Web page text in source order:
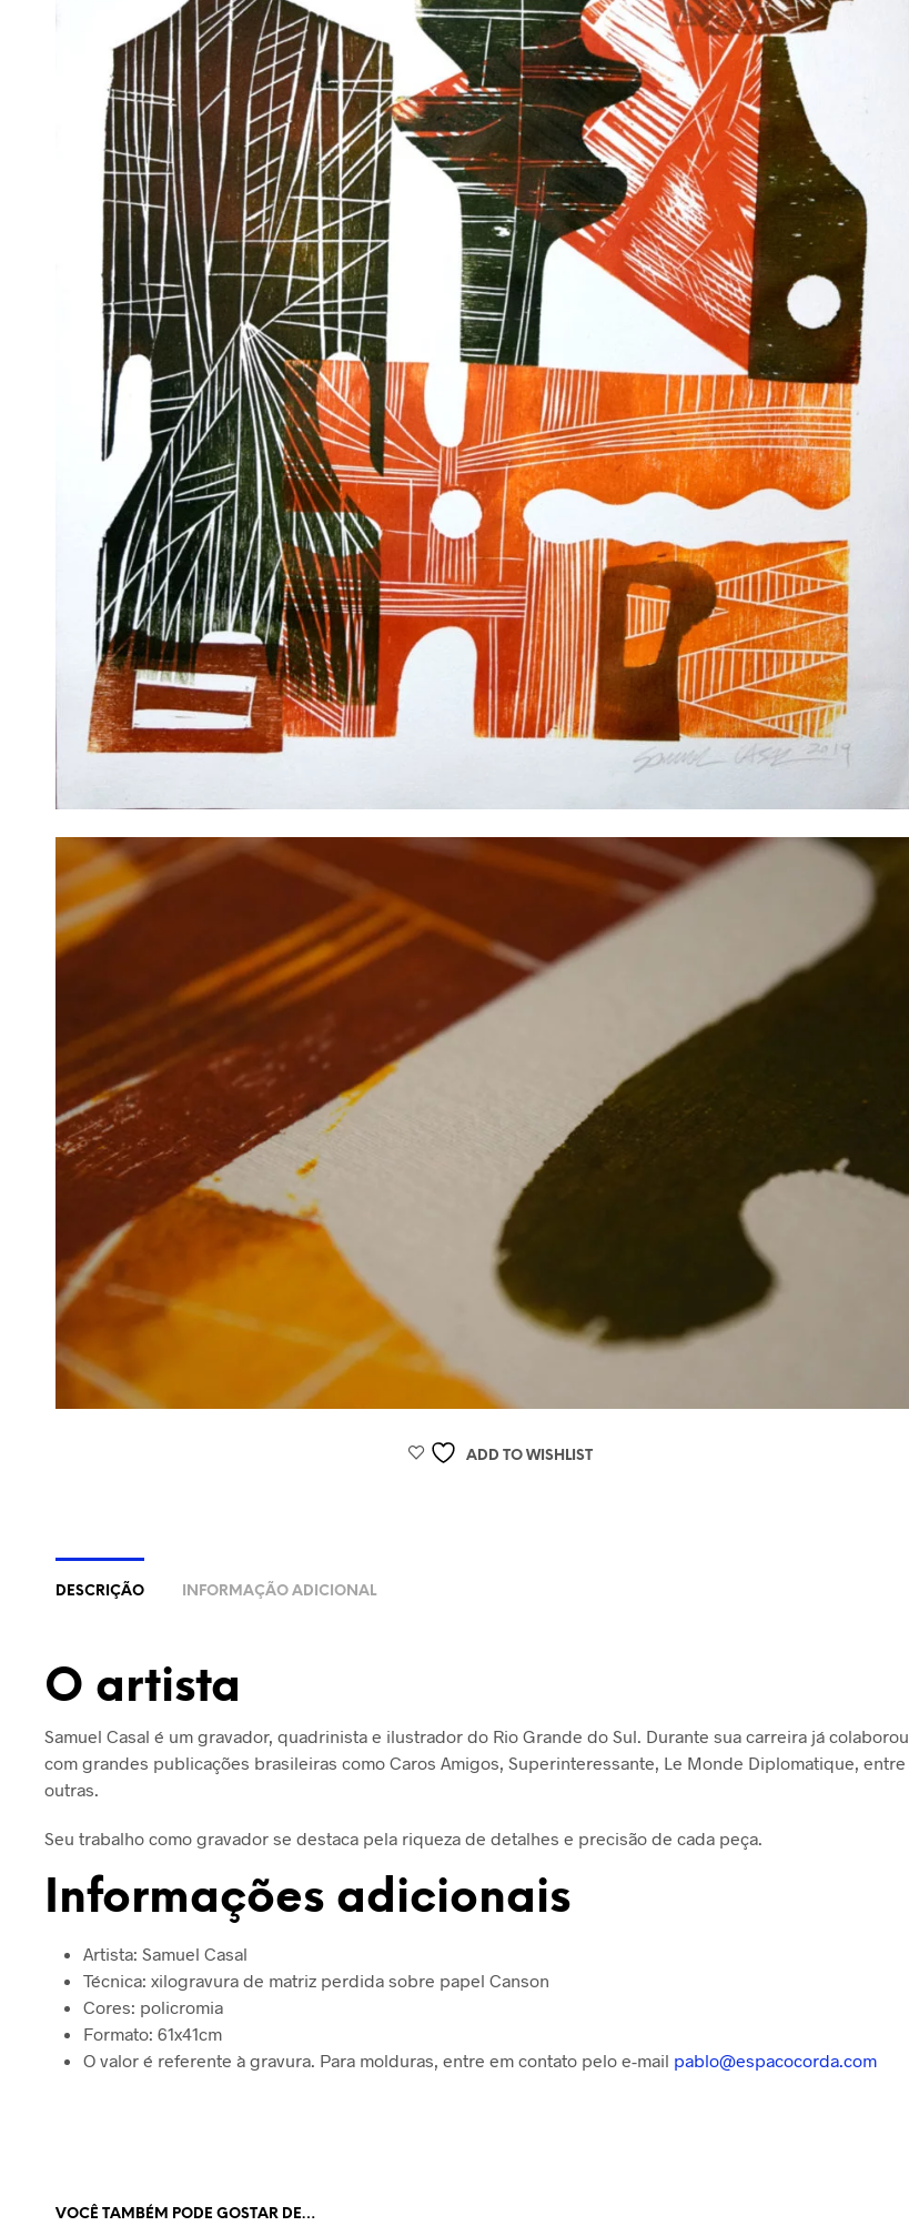
ADD TO WISHLIST
DESCRIÇÃO INFORMAÇÃO ADICIONAL
O artista
Samuel Casal é um gravador, quadrinista e ilustrador do Rio Grande do Sul. Durante sua carreira já colaborou
com grandes publicações brasileiras como Caros Amigos, Superinteressante, Le Monde Diplomatique, entre
outras.
Seu trabalho como gravador se destaca pela riqueza de detalhes e precisão de cada peça.
Informações adicionais
Artista: Samuel Casal
Técnica: xilogravura de matriz perdida sobre papel Canson
Cores: policromia
Formato: 61x41cm
O valor é referente à gravura. Para molduras, entre em contato pelo e-mail pablo@espacocorda.com
VOCÊ TAMBÉM PODE GOSTAR DE…